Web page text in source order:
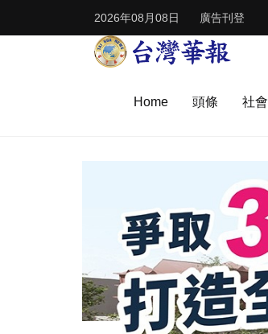
2026年08月08日 廣告刊登
Home 頭條 社會